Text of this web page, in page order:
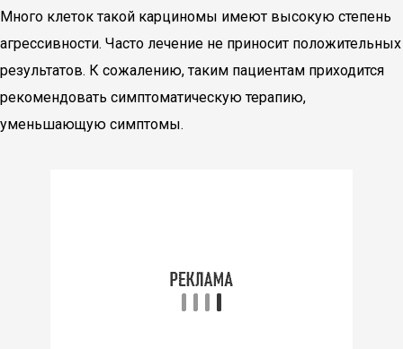
Много клеток такой карциномы имеют высокую степень
агрессивности. Часто лечение не приносит положительных
результатов. К сожалению, таким пациентам приходится
рекомендовать симптоматическую терапию,
уменьшающую симптомы.